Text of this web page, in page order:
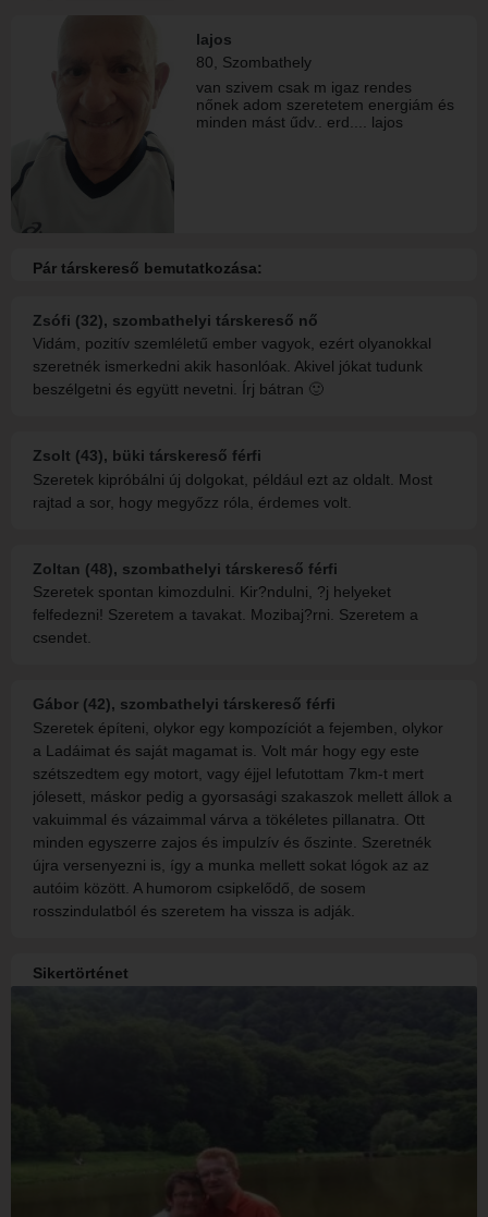
lajos
80, Szombathely
van szivem csak m igaz rendes
nőnek adom szeretetem energiám és
minden mást űdv.. erd.... lajos
Pár társkereső bemutatkozása:
Zsófi (32), szombathelyi társkereső nő
Vidám, pozitív szemléletű ember vagyok, ezért olyanokkal
szeretnék ismerkedni akik hasonlóak. Akivel jókat tudunk
beszélgetni és együtt nevetni. Írj bátran 🙂
Zsolt (43), büki társkereső férfi
Szeretek kipróbálni új dolgokat, például ezt az oldalt. Most
rajtad a sor, hogy megyőzz róla, érdemes volt.
Zoltan (48), szombathelyi társkereső férfi
Szeretek spontan kimozdulni. Kir?ndulni, ?j helyeket
felfedezni! Szeretem a tavakat. Mozibaj?rni. Szeretem a
csendet.
Gábor (42), szombathelyi társkereső férfi
Szeretek építeni, olykor egy kompozíciót a fejemben, olykor
a Ladáimat és saját magamat is. Volt már hogy egy este
szétszedtem egy motort, vagy éjjel lefutottam 7km-t mert
jólesett, máskor pedig a gyorsasági szakaszok mellett állok a
vakuimmal és vázaimmal várva a tökéletes pillanatra. Ott
minden egyszerre zajos és impulzív és őszinte. Szeretnék
újra versenyezni is, így a munka mellett sokat lógok az az
autóim között. A humorom csipkelődő, de sosem
rosszindulatból és szeretem ha vissza is adják.
Sikertörténet